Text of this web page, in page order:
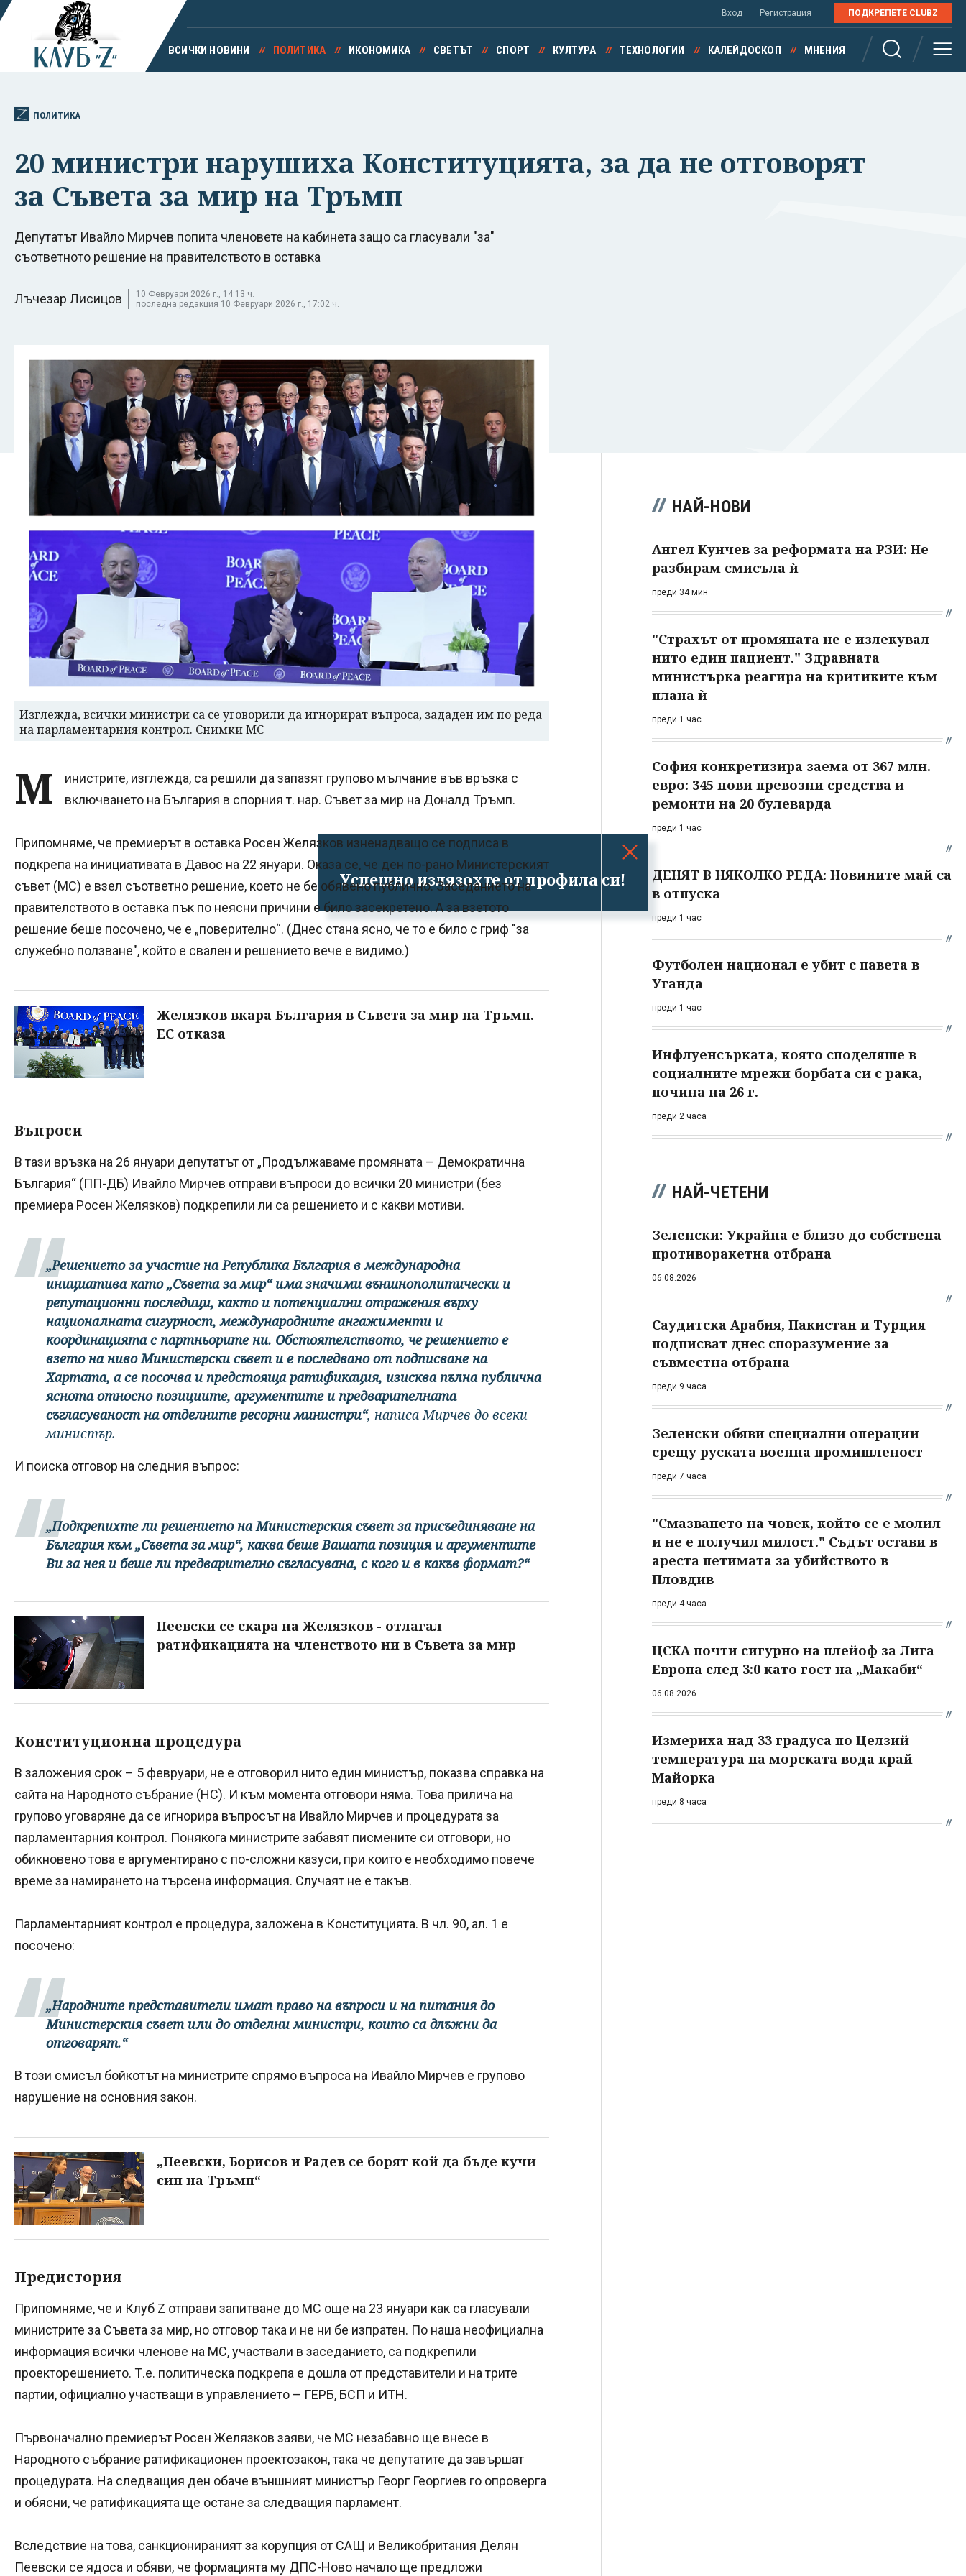
Успешно излязохте от профила си!
Вход Регистрация ПОДКРЕПЕТЕ CLUBZ
ВСИЧКИ НОВИНИ ПОЛИТИКА ИКОНОМИКА СВЕТЪТ СПОРТ КУЛТУРА ТЕХНОЛОГИИ КАЛЕЙДОСКОП МНЕНИЯ
ПОЛИТИКА
20 министри нарушиха Конституцията, за да не отговорят
за Съвета за мир на Тръмп
Депутатът Ивайло Мирчев попита членовете на кабинета защо са гласували "за"
съответното решение на правителството в оставка
Лъчезар Лисицов
10 Февруари 2026 г., 14:13 ч.
последна редакция 10 Февруари 2026 г., 17:02 ч.
Изглежда, всички министри са се уговорили да игнорират въпроса, зададен им по реда
на парламентарния контрол. Снимки МС
М
инистрите, изглежда, са решили да запазят групово мълчание във връзка с
включването на България в спорния т. нар. Съвет за мир на Доналд Тръмп.
Припомняме, че премиерът в оставка Росен Желязков изненадващо се подписа в
подкрепа на инициативата в Давос на 22 януари. Оказа се, че ден по-рано Министерският
съвет (МС) е взел съответно решение, което не бе обявено публично. Заседанието на
правителството в оставка пък по неясни причини е било засекретено. А за взетото
решение беше посочено, че е „поверително“. (Днес стана ясно, че то е било с гриф "за
служебно ползване", който е свален и решението вече е видимо.)
Желязков вкара България в Съвета за мир на Тръмп.
ЕС отказа
Въпроси
В тази връзка на 26 януари депутатът от „Продължаваме промяната – Демократична
България“ (ПП-ДБ) Ивайло Мирчев отправи въпроси до всички 20 министри (без
премиера Росен Желязков) подкрепили ли са решението и с какви мотиви.
„Решението за участие на Република България в международна
инициатива като „Съвета за мир“ има значими външнополитически и
репутационни последици, както и потенциални отражения върху
националната сигурност, международните ангажименти и
координацията с партньорите ни. Обстоятелството, че решението е
взето на ниво Министерски съвет и е последвано от подписване на
Хартата, а се посочва и предстояща ратификация, изисква пълна публична
яснота относно позициите, аргументите и предварителната
съгласуваност на отделните ресорни министри“, написа Мирчев до всеки
министър.
И поиска отговор на следния въпрос:
„Подкрепихте ли решението на Министерския съвет за присъединяване на
България към „Съвета за мир“, каква беше Вашата позиция и аргументите
Ви за нея и беше ли предварително съгласувана, с кого и в какъв формат?“
Пеевски се скара на Желязков - отлагал
ратификацията на членството ни в Съвета за мир
Конституционна процедура
В заложения срок – 5 февруари, не е отговорил нито един министър, показва справка на
сайта на Народното събрание (НС). И към момента отговори няма. Това прилича на
групово уговаряне да се игнорира въпросът на Ивайло Мирчев и процедурата за
парламентарния контрол. Понякога министрите забавят писмените си отговори, но
обикновено това е аргументирано с по-сложни казуси, при които е необходимо повече
време за намирането на търсена информация. Случаят не е такъв.
Парламентарният контрол е процедура, заложена в Конституцията. В чл. 90, ал. 1 е
посочено:
„Народните представители имат право на въпроси и на питания до
Министерския съвет или до отделни министри, които са длъжни да
отговарят.“
В този смисъл бойкотът на министрите спрямо въпроса на Ивайло Мирчев е групово
нарушение на основния закон.
„Пеевски, Борисов и Радев се борят кой да бъде кучи
син на Тръмп“
Предистория
Припомняме, че и Клуб Z отправи запитване до МС още на 23 януари как са гласували
министрите за Съвета за мир, но отговор така и не ни бе изпратен. По наша неофициална
информация всички членове на МС, участвали в заседанието, са подкрепили
проекторешението. Т.е. политическа подкрепа е дошла от представители и на трите
партии, официално участващи в управлението – ГЕРБ, БСП и ИТН.
Първоначално премиерът Росен Желязков заяви, че МС незабавно ще внесе в
Народното събрание ратификационен проектозакон, така че депутатите да завършат
процедурата. На следващия ден обаче външният министър Георг Георгиев го опроверга
и обясни, че ратификацията ще остане за следващия парламент.
Вследствие на това, санкционираният за корупция от САЩ и Великобритания Делян
Пеевски се ядоса и обяви, че формацията му ДПС-Ново начало ще предложи
НАЙ-НОВИ
Ангел Кунчев за реформата на РЗИ: Не
разбирам смисъла ѝ
преди 34 мин
"Страхът от промяната не е излекувал
нито един пациент." Здравната
министърка реагира на критиките към
плана ѝ
преди 1 час
София конкретизира заема от 367 млн.
евро: 345 нови превозни средства и
ремонти на 20 булеварда
преди 1 час
ДЕНЯТ В НЯКОЛКО РЕДА: Новините май са
в отпуска
преди 1 час
Футболен национал е убит с павета в
Уганда
преди 1 час
Инфлуенсърката, която споделяше в
социалните мрежи борбата си с рака,
почина на 26 г.
преди 2 часа
НАЙ-ЧЕТЕНИ
Зеленски: Украйна е близо до собствена
противоракетна отбрана
06.08.2026
Саудитска Арабия, Пакистан и Турция
подписват днес споразумение за
съвместна отбрана
преди 9 часа
Зеленски обяви специални операции
срещу руската военна промишленост
преди 7 часа
"Смазването на човек, който се е молил
и не е получил милост." Съдът остави в
ареста петимата за убийството в
Пловдив
преди 4 часа
ЦСКА почти сигурно на плейоф за Лига
Европа след 3:0 като гост на „Макаби“
06.08.2026
Измериха над 33 градуса по Целзий
температура на морската вода край
Майорка
преди 8 часа